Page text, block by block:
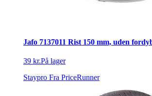
Jafo 7137011 Rist 150 mm, uden
39 kr.På lager
Staypro Fra PriceRunner